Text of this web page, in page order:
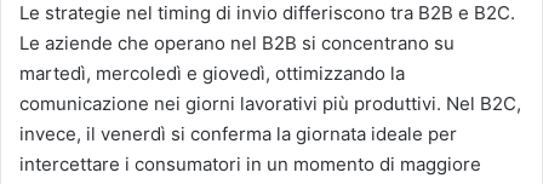
Le strategie nel timing di invio differiscono tra B2B e B2C.
Le aziende che operano nel B2B si concentrano su
martedì, mercoledì e giovedì, ottimizzando la
comunicazione nei giorni lavorativi più produttivi. Nel B2C,
invece, il venerdì si conferma la giornata ideale per
intercettare i consumatori in un momento di maggiore